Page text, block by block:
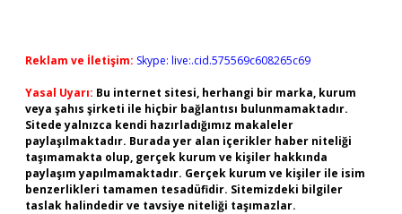
Reklam ve İletişim: Skype: live:.cid.575569c608265c69
Yasal Uyarı: Bu internet sitesi, herhangi bir marka, kurum
veya şahıs şirketi ile hiçbir bağlantısı bulunmamaktadır.
Sitede yalnızca kendi hazırladığımız makaleler
paylaşılmaktadır. Burada yer alan içerikler haber niteliği
taşımamakta olup, gerçek kurum ve kişiler hakkında
paylaşım yapılmamaktadır. Gerçek kurum ve kişiler ile isim
benzerlikleri tamamen tesadüfidir. Sitemizdeki bilgiler
taslak halindedir ve tavsiye niteliği taşımazlar.